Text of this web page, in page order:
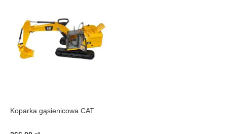
Koparka gąsienicowa CAT